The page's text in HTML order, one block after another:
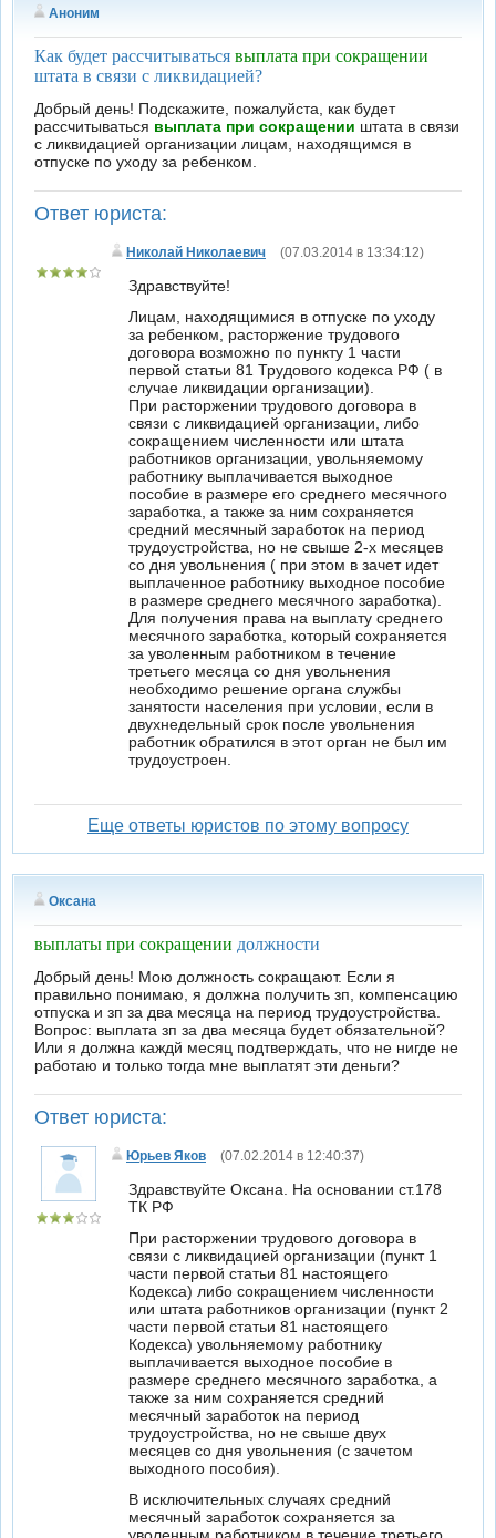
Аноним
Как будет рассчитываться выплата при сокращении
штата в связи с ликвидацией?
Добрый день! Подскажите, пожалуйста, как будет
рассчитываться выплата при сокращении штата в связи
с ликвидацией организации лицам, находящимся в
отпуске по уходу за ребенком.
Ответ юриста:
Николай Николаевич (07.03.2014 в 13:34:12)
Здравствуйте!
Лицам, находящимися в отпуске по уходу
за ребенком, расторжение трудового
договора возможно по пункту 1 части
первой статьи 81 Трудового кодекса РФ ( в
случае ликвидации организации).
При расторжении трудового договора в
связи с ликвидацией организации, либо
сокращением численности или штата
работников организации, увольняемому
работнику выплачивается выходное
пособие в размере его среднего месячного
заработка, а также за ним сохраняется
средний месячный заработок на период
трудоустройства, но не свыше 2-х месяцев
со дня увольнения ( при этом в зачет идет
выплаченное работнику выходное пособие
в размере среднего месячного заработка).
Для получения права на выплату среднего
месячного заработка, который сохраняется
за уволенным работником в течение
третьего месяца со дня увольнения
необходимо решение органа службы
занятости населения при условии, если в
двухнедельный срок после увольнения
работник обратился в этот орган не был им
трудоустроен.
Еще ответы юристов по этому вопросу
Оксана
выплаты при сокращении должности
Добрый день! Мою должность сокращают. Если я
правильно понимаю, я должна получить зп, компенсацию
отпуска и зп за два месяца на период трудоустройства.
Вопрос: выплата зп за два месяца будет обязательной?
Или я должна каждй месяц подтверждать, что не нигде не
работаю и только тогда мне выплатят эти деньги?
Ответ юриста:
Юрьев Яков (07.02.2014 в 12:40:37)
Здравствуйте Оксана. На основании ст.178
ТК РФ
При расторжении трудового договора в
связи с ликвидацией организации (пункт 1
части первой статьи 81 настоящего
Кодекса) либо сокращением численности
или штата работников организации (пункт 2
части первой статьи 81 настоящего
Кодекса) увольняемому работнику
выплачивается выходное пособие в
размере среднего месячного заработка, а
также за ним сохраняется средний
месячный заработок на период
трудоустройства, но не свыше двух
месяцев со дня увольнения (с зачетом
выходного пособия).
В исключительных случаях средний
месячный заработок сохраняется за